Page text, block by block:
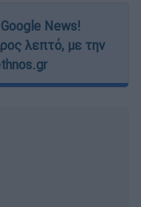
News!
λεπτό, με την